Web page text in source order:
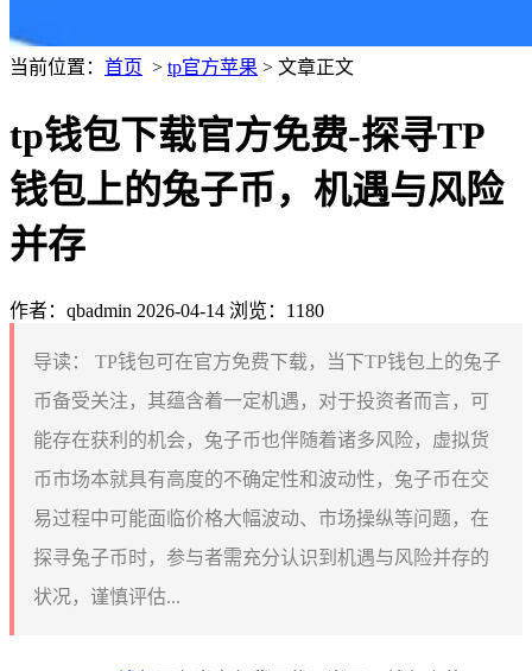
当前位置： 首页 > tp官方苹果 > 文章正文
tp钱包下载官方免费-探寻TP
钱包上的兔子币，机遇与风险
并存
作者：qbadmin 2026-04-14 浏览：1180
导读：
TP钱包可在官方免费下载，当下TP钱包上的兔子
币备受关注，其蕴含着一定机遇，对于投资者而言，可
能存在获利的机会，兔子币也伴随着诸多风险，虚拟货
币市场本就具有高度的不确定性和波动性，兔子币在交
易过程中可能面临价格大幅波动、市场操纵等问题，在
探寻兔子币时，参与者需充分认识到机遇与风险并存的
状况，谨慎评估...